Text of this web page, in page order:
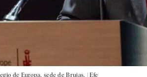
de Europa, sede de Brujas. |Efe